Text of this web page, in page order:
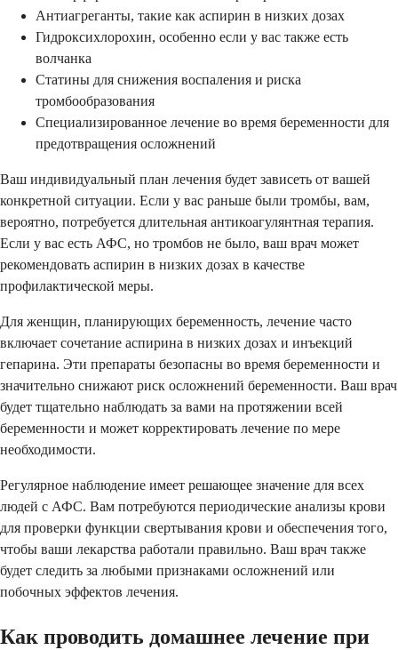
Антиагреганты, такие как аспирин в низких дозах
Гидроксихлорохин, особенно если у вас также есть
волчанка
Статины для снижения воспаления и риска
тромбообразования
Специализированное лечение во время беременности для
предотвращения осложнений
Ваш индивидуальный план лечения будет зависеть от вашей
конкретной ситуации. Если у вас раньше были тромбы, вам,
вероятно, потребуется длительная антикоагулянтная терапия.
Если у вас есть АФС, но тромбов не было, ваш врач может
рекомендовать аспирин в низких дозах в качестве
профилактической меры.
Для женщин, планирующих беременность, лечение часто
включает сочетание аспирина в низких дозах и инъекций
гепарина. Эти препараты безопасны во время беременности и
значительно снижают риск осложнений беременности. Ваш врач
будет тщательно наблюдать за вами на протяжении всей
беременности и может корректировать лечение по мере
необходимости.
Регулярное наблюдение имеет решающее значение для всех
людей с АФС. Вам потребуются периодические анализы крови
для проверки функции свертывания крови и обеспечения того,
чтобы ваши лекарства работали правильно. Ваш врач также
будет следить за любыми признаками осложнений или
побочных эффектов лечения.
Как проводить домашнее лечение при